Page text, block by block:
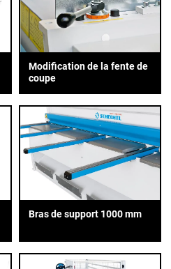
Modification de la fente de
coupe
Bras de support 1000 mm